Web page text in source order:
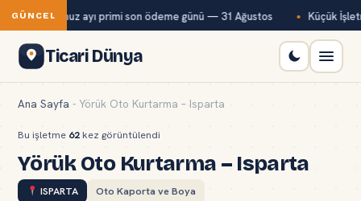
GÜNCEL
Kur temmuz ayı primi son ödeme günü — 31 Ağustos Küçük
Ticari Dünya
Ana Sayfa - Yörük Oto Kurtarma – Isparta
Bu işletme 62 kez görüntülendi
Yörük Oto Kurtarma – Isparta
ISPARTA Oto Kaporta ve Boya